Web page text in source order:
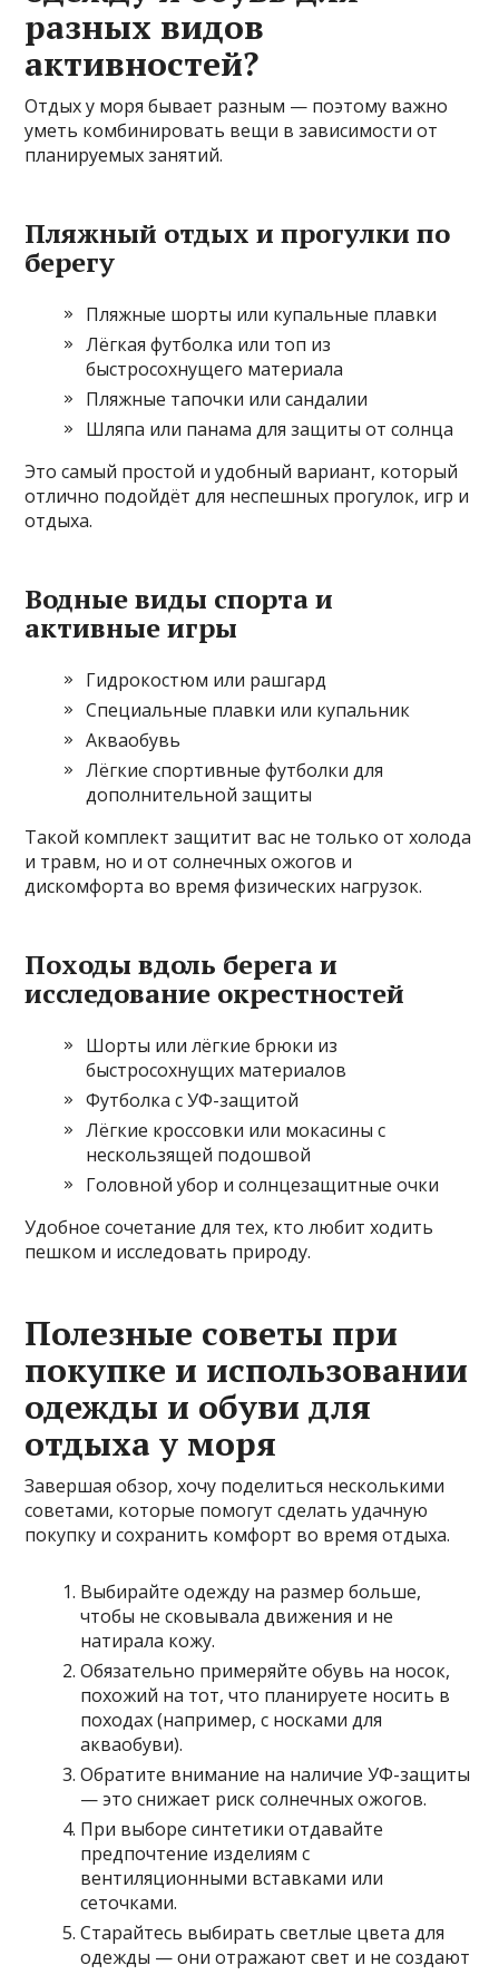
разных видов
активностей?
Отдых у моря бывает разным — поэтому важно
уметь комбинировать вещи в зависимости от
планируемых занятий.
Пляжный отдых и прогулки по
берегу
Пляжные шорты или купальные плавки
Лёгкая футболка или топ из
быстросохнущего материала
Пляжные тапочки или сандалии
Шляпа или панама для защиты от солнца
Это самый простой и удобный вариант, который
отлично подойдёт для неспешных прогулок, игр и
отдыха.
Водные виды спорта и
активные игры
Гидрокостюм или рашгард
Специальные плавки или купальник
Акваобувь
Лёгкие спортивные футболки для
дополнительной защиты
Такой комплект защитит вас не только от холода
и травм, но и от солнечных ожогов и
дискомфорта во время физических нагрузок.
Походы вдоль берега и
исследование окрестностей
Шорты или лёгкие брюки из
быстросохнущих материалов
Футболка с УФ-защитой
Лёгкие кроссовки или мокасины с
нескользящей подошвой
Головной убор и солнцезащитные очки
Удобное сочетание для тех, кто любит ходить
пешком и исследовать природу.
Полезные советы при
покупке и использовании
одежды и обуви для
отдыха у моря
Завершая обзор, хочу поделиться несколькими
советами, которые помогут сделать удачную
покупку и сохранить комфорт во время отдыха.
Выбирайте одежду на размер больше,
чтобы не сковывала движения и не
натирала кожу.
Обязательно примеряйте обувь на носок,
похожий на тот, что планируете носить в
походах (например, с носками для
акваобуви).
Обратите внимание на наличие УФ-защиты
— это снижает риск солнечных ожогов.
При выборе синтетики отдавайте
предпочтение изделиям с
вентиляционными вставками или
сеточками.
Старайтесь выбирать светлые цвета для
одежды — они отражают свет и не создают